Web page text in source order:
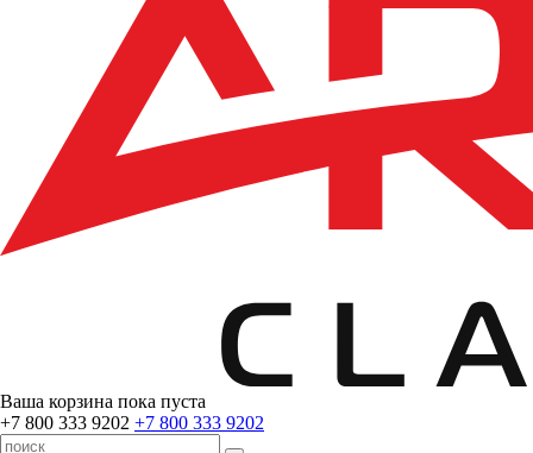
Ваша корзина пока пуста
+7 800 333 9202 +7 800 333 9202